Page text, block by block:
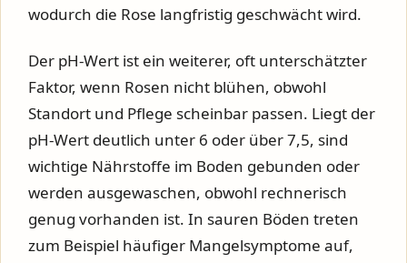
wodurch die Rose langfristig geschwächt wird.
Der pH-Wert ist ein weiterer, oft unterschätzter
Faktor, wenn Rosen nicht blühen, obwohl
Standort und Pflege scheinbar passen. Liegt der
pH-Wert deutlich unter 6 oder über 7,5, sind
wichtige Nährstoffe im Boden gebunden oder
werden ausgewaschen, obwohl rechnerisch
genug vorhanden ist. In sauren Böden treten
zum Beispiel häufiger Mangelsymptome auf,